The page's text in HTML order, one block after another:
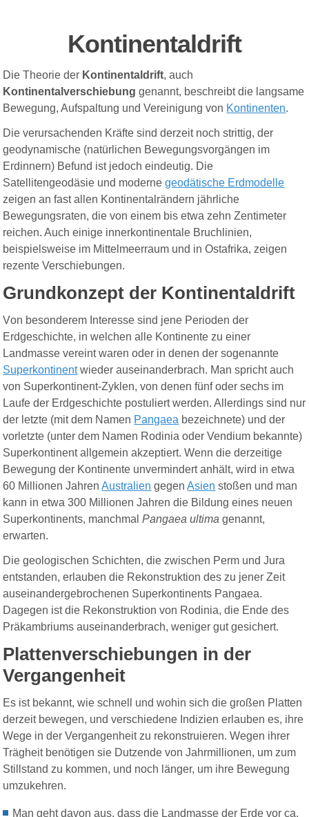
Kontinentaldrift
Die Theorie der Kontinentaldrift, auch
Kontinentalverschiebung genannt, beschreibt die langsame
Bewegung, Aufspaltung und Vereinigung von Kontinenten.
Die verursachenden Kräfte sind derzeit noch strittig, der
geodynamische (natürlichen Bewegungsvorgängen im
Erdinnern) Befund ist jedoch eindeutig. Die
Satellitengeodäsie und modernegeodätische Erdmodelle
zeigen an fast allen Kontinentalrändern jährliche
Bewegungsraten, die von einem bis etwa zehn Zentimeter
reichen. Auch einige innerkontinentale Bruchlinien,
beispielsweise im Mittelmeerraum und in Ostafrika, zeigen
rezente Verschiebungen.
Grundkonzept der Kontinentaldrift
Von besonderem Interesse sind jene Perioden der
Erdgeschichte, in welchen alle Kontinente zu einer
Landmasse vereint waren oder in denen der sogenannte
Superkontinentwieder auseinanderbrach. Man spricht auch
von Superkontinent-Zyklen, von denen fünf oder sechs im
Laufe der Erdgeschichte postuliert werden. Allerdings sind nur
der letzte (mit dem Namen Pangaea bezeichnete) und der
vorletzte (unter dem Namen Rodinia oder Vendium bekannte)
Superkontinent allgemein akzeptiert. Wenn die derzeitige
Bewegung der Kontinente unvermindert anhält, wird in etwa
60 Millionen JahrenAustralien gegenAsien stoßen und man
kann in etwa 300 Millionen Jahren die Bildung eines neuen
Superkontinents, manchmalPangaea ultima genannt,
erwarten.
Die geologischen Schichten, die zwischen Perm und Jura
entstanden, erlauben die Rekonstruktion des zu jener Zeit
auseinandergebrochenen Superkontinents Pangaea.
Dagegen ist die Rekonstruktion von Rodinia, die Ende des
Präkambriums auseinanderbrach, weniger gut gesichert.
Plattenverschiebungen in der
Vergangenheit
Es ist bekannt, wie schnell und wohin sich die großen Platten
derzeit bewegen, und verschiedene Indizien erlauben es, ihre
Wege in der Vergangenheit zu rekonstruieren. Wegen ihrer
Trägheit benötigen sie Dutzende von Jahrmillionen, um zum
Stillstand zu kommen, und noch länger, um ihre Bewegung
umzukehren.
Man geht davon aus, dass die Landmasse der Erde vor ca.